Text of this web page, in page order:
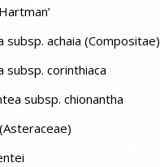
subsp. achaia (Compositae)
subsp. corinthiaca
subsp. chionantha